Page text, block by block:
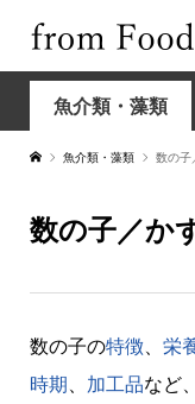
魚介類・藻類
魚介類・藻類 数の子
数の子／か
数の子の特徴、 栄
時期、 加工品など